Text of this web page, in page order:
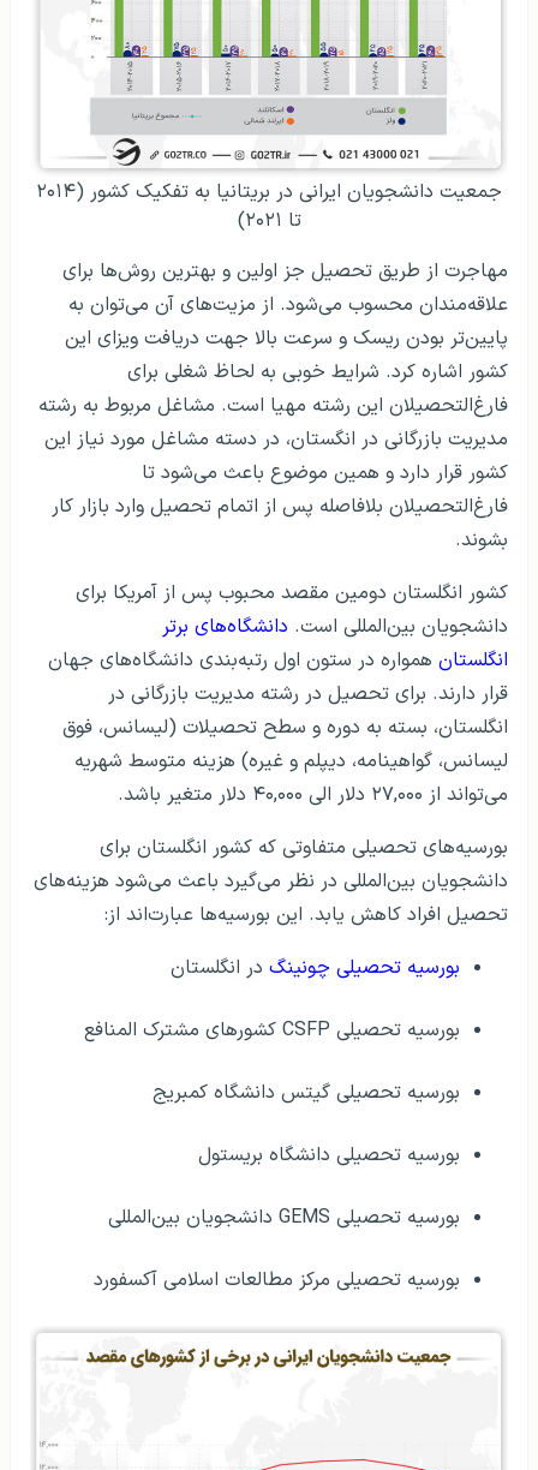
جمعیت دانشجویان ایرانی در بریتانیا به تفکیک کشور (۲۰۱۴
تا ۲۰۲۱)
مهاجرت از طریق تحصیل جز اولین و بهترین روش‌ها برای
علاقه‌مندان محسوب می‌‌شود. از مزیت‌های آن می‌توان به
پایین‌تر بودن ریسک و سرعت بالا جهت دریافت ویزای این
کشور اشاره کرد. شرایط خوبی به لحاظ شغلی برای
فارغ‌التحصیلان این رشته مهیا است. مشاغل مربوط به رشته
مدیریت بازرگانی در انگستان، در دسته مشاغل مورد نیاز این
کشور قرار دارد و همین موضوع باعث می‌شود تا
فارغ‌التحصیلان بلافاصله پس از اتمام تحصیل وارد بازار کار
بشوند.
کشور انگلستان دومین مقصد محبوب پس از آمریکا برای
دانشجویان بین‌المللی است. دانشگاه‌های برتر
انگلستان همواره در ستون اول رتبه‌بندی دانشگاه‌های جهان
قرار دارند. برای تحصیل در رشته مدیریت بازرگانی در
انگلستان، بسته به دوره و سطح تحصیلات (لیسانس، فوق
لیسانس، گواهینامه، دیپلم و غیره) هزینه متوسط شهریه
می‌تواند از ۲۷,۰۰۰ دلار الی ۴۰,۰۰۰ دلار متغیر باشد.
بورسیه‌های تحصیلی متفاوتی که کشور انگلستان برای
دانشجویان بین‌المللی در نظر می‌گیرد باعث می‌شود هزینه‌های
تحصیل افراد کاهش یابد. این بورسیه‌ها عبارت‌اند از:
بورسیه تحصیلی چونینگ در انگلستان
بورسیه تحصیلی CSFP کشورهای مشترک المنافع
بورسیه تحصیلی گیتس دانشگاه کمبریج
بورسیه تحصیلی دانشگاه بریستول
بورسیه تحصیلی GEMS دانشجویان بین‌المللی
بورسیه تحصیلی مرکز مطالعات اسلامی آکسفورد